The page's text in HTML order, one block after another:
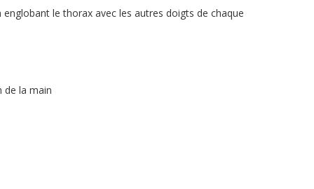
le thorax avec les autres doigts de chaque
de la main